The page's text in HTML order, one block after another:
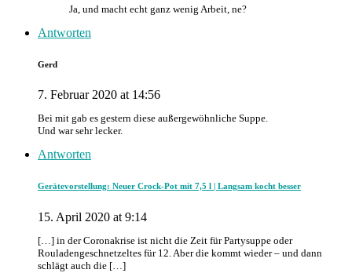
Ja, und macht echt ganz wenig Arbeit, ne?
Antworten
Gerd
7. Februar 2020 at 14:56
Bei mit gab es gestern diese außergewöhnliche Suppe.
Und war sehr lecker.
Antworten
Gerätevorstellung: Neuer Crock-Pot mit 7,5 l | Langsam kocht besser
15. April 2020 at 9:14
[…] in der Coronakrise ist nicht die Zeit für Partysuppe oder
Rouladengeschnetzeltes für 12. Aber die kommt wieder – und dann
schlägt auch die […]